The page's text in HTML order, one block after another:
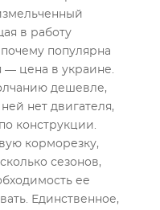
в работу
популярна
— цена в украине.
дешевле,
нет двигателя,
конструкции.
корморезку,
сезонов,
ее
Единственное,